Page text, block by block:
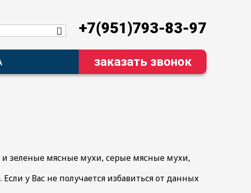
+7(951)793-83-97‬
заказать звонок
зеленые мясные мухи, серые мясные мухи,
у Вас не получается избавиться от данных